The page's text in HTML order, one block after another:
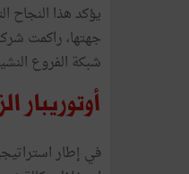
يؤكد هذا النجاح
جهتها، راكمت
شبكة الفروع
أوتوريبار
في إطار